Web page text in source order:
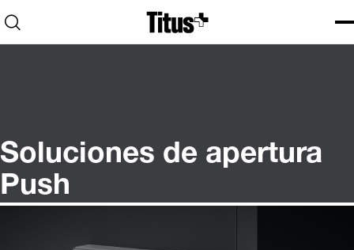
Home
Open search
Soluciones de apertura
Push